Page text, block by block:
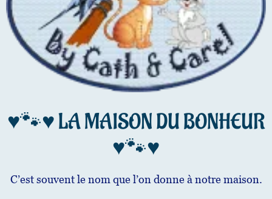
♥️🐾♥️ LA MAISON DU BONHEUR
♥️🐾♥️
C’est souvent le nom que l’on donne à notre maison.